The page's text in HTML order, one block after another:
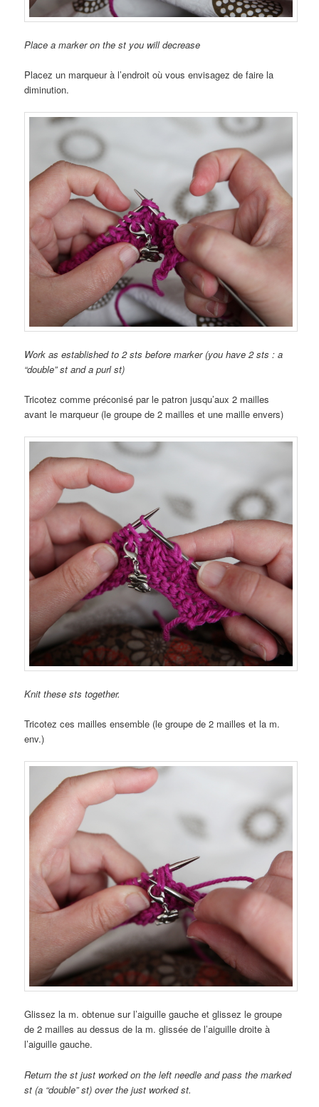
Place a marker on the st you will decrease
Placez un marqueur à l’endroit où vous envisagez de faire la
diminution.
Work as established to 2 sts before marker (you have 2 sts : a
“double” st and a purl st)
Tricotez comme préconisé par le patron jusqu’aux 2 mailles
avant le marqueur (le groupe de 2 mailles et une maille envers)
Knit these sts together.
Tricotez ces mailles ensemble (le groupe de 2 mailles et la m.
env.)
Glissez la m. obtenue sur l’aiguille gauche et glissez le groupe
de 2 mailles au dessus de la m. glissée de l’aiguille droite à
l’aiguille gauche.
Return the st just worked on the left needle and pass the marked
st (a “double” st) over the just worked st.